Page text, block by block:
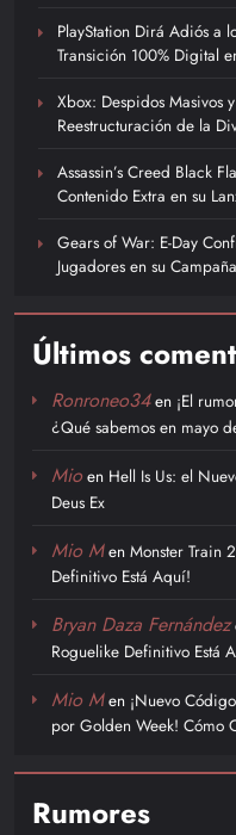
PlayStation Dirá Adiós a
Transición 100% Digital
Xbox: Despidos Masivos
Reestructuración de la
Assassin’s Creed Black
Contenido Extra en su
Gears of War: E-Day
Jugadores en su Campaña
Últimos
Ronroneo34en ¡El
¿Qué sabemos en mayo
Mioen Hell Is Us: el
Deus Ex
Mio Men Monster Train
Definitivo Está Aquí!
Bryan Daza Fernández
Roguelike Definitivo Está
Mio Men ¡Nuevo
por Golden Week! Cómo
Rumores